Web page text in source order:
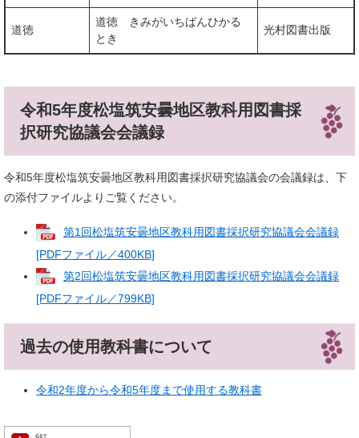
道徳
道徳 きみがいちばんひかる
とき
光村図書出版
令和5年度松塩筑安曇地区教科用図書採
択研究協議会会議録
令和5年度松塩筑安曇地区教科用図書採択研究協議会の会議録は、下
の添付ファイルよりご覧ください。
第1回松塩筑安曇地区教科用図書採択研究協議会会議録
[PDFファイル／400KB]
第2回松塩筑安曇地区教科用図書採択研究協議会会議録
[PDFファイル／799KB]
過去の使用教科書について
令和2年度から令和5年度まで使用する教科書